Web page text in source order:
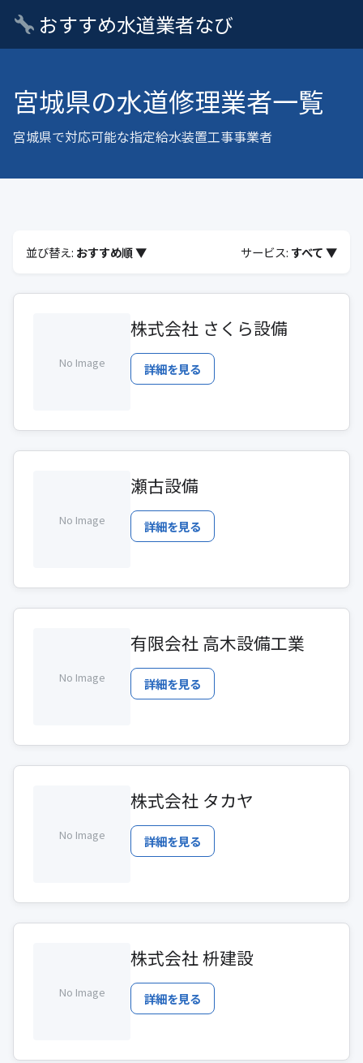
おすすめ水道業者なび
宮城県の水道修理業者一覧
宮城県で対応可能な指定給水装置工事事業者
並び替え: おすすめ順 ▼ サービス: すべて ▼
No Image
株式会社 さくら設備
詳細を見る
No Image
瀬古設備
詳細を見る
No Image
有限会社 高木設備工業
詳細を見る
No Image
株式会社 タカヤ
詳細を見る
No Image
株式会社 枡建設
詳細を見る